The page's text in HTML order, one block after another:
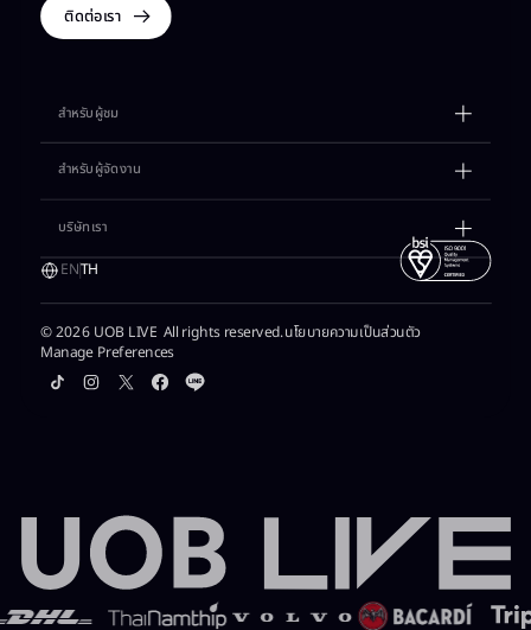
ติดต่อเรา
สำหรับผู้ชม​
ตารางกิจกรรม​
เรื่องราวต่างๆ​
วางแผนการเดินทาง​
แจ้งของหาย​
เงื่อนไขการเข้าพื้นที่​
สำหรับผู้จัดงาน
เช่าสถานที่​
แกลเลอรี​
บริษัทเรา​
แรงบันดาลใจ​
เกี่ยวกับเรา
พาร์ตเนอร์​
ENTH
© 2026 UOB LIVE All rights reserved.นโยบายความเป็นส่วนตัว​
Manage Preferences